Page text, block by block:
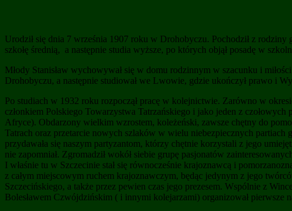
Urodził się dnia 7 września 1907 roku w Drohobyczu. Pochodził z rodziny
szkołę średnią, a następnie studia wyższe, po których objął posadę w
Młody Stanisław wychowywał się w domu rodzinnym w szacunku i
Drohobyczu, a następnie studiował we Lwowie, gdzie ukończył prawo i
Po studiach w 1932 roku rozpoczął pracę w kolejnictwie. Zarówno w
członkiem Polskiego Towarzystwa Tatrzańskiego i jako jeden z
Afryce). Obdarzony wielkim wzrostem, koleżeński, zawsze chętny do
Tatrach oraz przetarcie nowych szlaków w wielu niebezpiecznych partiach
przydawała się naszym partyzantom, którzy chętnie korzystali z jego
nie zapomniał. Zgromadził wokół siebie grupę pasjonatów
I właśnie tu w Szczecinie stał się równocześnie krajoznawcą i
z całym miejscowym ruchem krajoznawczym, będąc jedynym z jego
Szczecińskiego, a także przez pewien czas jego prezesem. Wspólnie z
Bolesławem Czwójdzińskim ( i innymi kolejarzami) organizował pierwsze